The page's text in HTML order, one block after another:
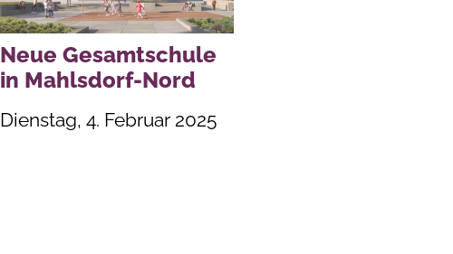
Neue Gesamtschule
in Mahlsdorf-Nord
Dienstag, 4. Februar 2025